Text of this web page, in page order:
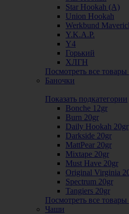
Star Hookah (А)
Union Hookah
Werkbund
Y.K.A.P.
Y4
Горький
ХЛГН
Посмотреть все товары
Баночки
Показать подкатегории
Bonche 12gr
Burn 20gr
Daily Hookah 20gr
Darkside 20gr
MattPear 20gr
Mixtape 20gr
Must Have 20gr
Original Virginia
Spectrum 20gr
Tangiers 20gr
Посмотреть все товары
Чаши